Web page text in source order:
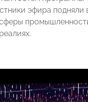
эфира подняли